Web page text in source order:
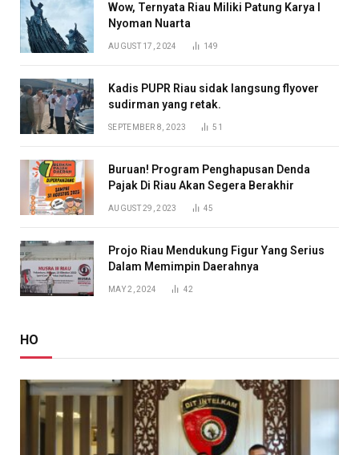
Wow, Ternyata Riau Miliki Patung Karya I
Nyoman Nuarta
AUGUST 17, 2024 149
Kadis PUPR Riau sidak langsung flyover
sudirman yang retak.
SEPTEMBER 8, 2023 51
Buruan! Program Penghapusan Denda
Pajak Di Riau Akan Segera Berakhir
AUGUST 29, 2023 45
Projo Riau Mendukung Figur Yang Serius
Dalam Memimpin Daerahnya
MAY 2, 2024 42
HO